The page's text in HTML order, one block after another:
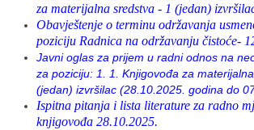
za materijalna sredstva - 1 (jedan)
Obavještenje o terminu održavanja
poziciju Radnica na održavanju čistoće-
Javni oglas za prijem u radni odnos na
za poziciju: 1. 1. Knjigovođa za
(jedan) izvršilac (28.10.2025. godina do
Ispitna pitanja i lista literature za radno
knjigovođa 28.10.2025.